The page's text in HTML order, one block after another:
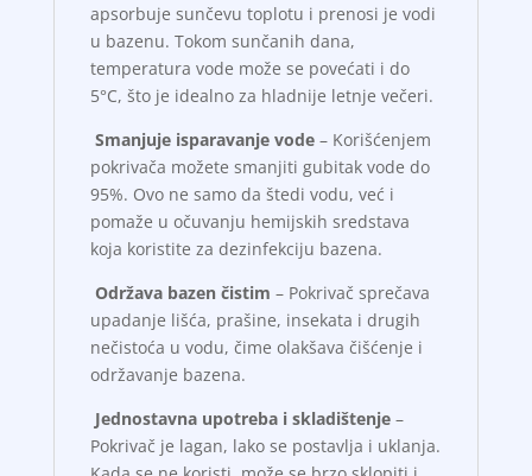
apsorbuje sunčevu toplotu i prenosi je vodi
u bazenu. Tokom sunčanih dana,
temperatura vode može se povećati i do
5°C, što je idealno za hladnije letnje večeri.
Smanjuje isparavanje vode– Korišćenjem
pokrivača možete smanjiti gubitak vode do
95%. Ovo ne samo da štedi vodu, već i
pomaže u očuvanju hemijskih sredstava
koja koristite za dezinfekciju bazena.
Održava bazen čistim – Pokrivač sprečava
upadanje lišća, prašine, insekata i drugih
nečistoća u vodu, čime olakšava čišćenje i
održavanje bazena.
Jednostavna upotreba i skladištenje–
Pokrivač je lagan, lako se postavlja i uklanja.